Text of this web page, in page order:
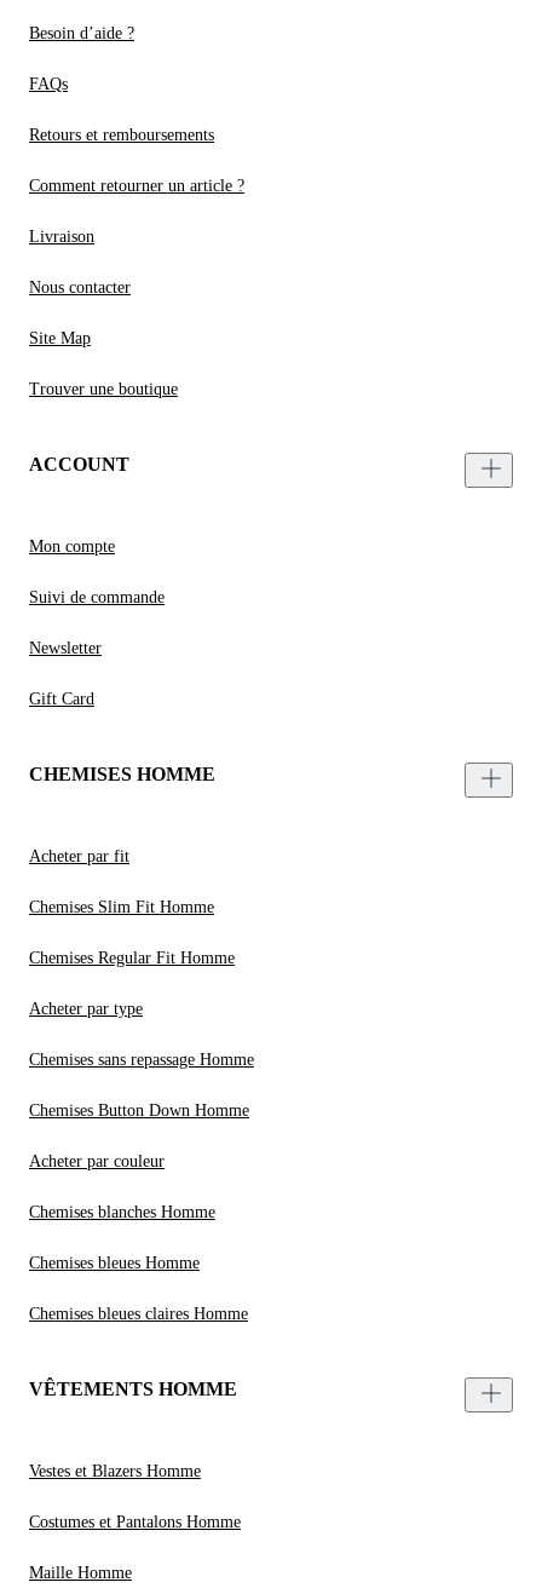
Besoin d’aide ?
FAQs
Retours et remboursements
Comment retourner un article ?
Livraison
Nous contacter
Site Map
Trouver une boutique
ACCOUNT
Mon compte
Suivi de commande
Newsletter
Gift Card
CHEMISES HOMME
Acheter par fit
Chemises Slim Fit Homme
Chemises Regular Fit Homme
Acheter par type
Chemises sans repassage Homme
Chemises Button Down Homme
Acheter par couleur
Chemises blanches Homme
Chemises bleues Homme
Chemises bleues claires Homme
VÊTEMENTS HOMME
Vestes et Blazers Homme
Costumes et Pantalons Homme
Maille Homme